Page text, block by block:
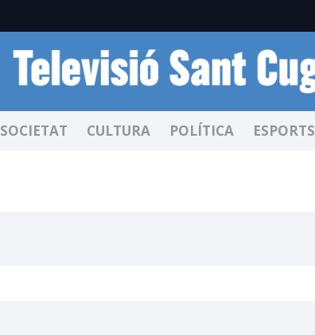
SOCIETAT CULTURA POLÍTICA ESPORTS